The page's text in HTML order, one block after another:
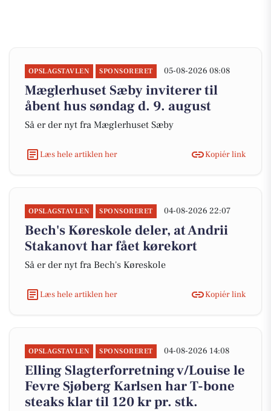
OPSLAGSTAVLEN SPONSORERET 05-08-2026 08:08
Mæglerhuset Sæby inviterer til
åbent hus søndag d. 9. august
Så er der nyt fra Mæglerhuset Sæby
Læs hele artiklen her Kopiér link
OPSLAGSTAVLEN SPONSORERET 04-08-2026 22:07
Bech's Køreskole deler, at Andrii
Stakanovt har fået kørekort
Så er der nyt fra Bech's Køreskole
Læs hele artiklen her Kopiér link
OPSLAGSTAVLEN SPONSORERET 04-08-2026 14:08
Elling Slagterforretning v/Louise le
Fevre Sjøberg Karlsen har T-bone
steaks klar til 120 kr pr. stk.